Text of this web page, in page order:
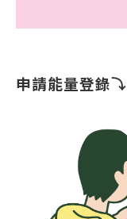
申請能量登錄⤵︎